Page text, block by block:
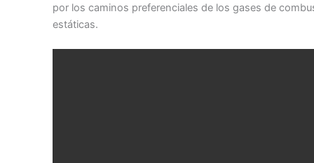
por los caminos preferenciales de los gases de
estáticas.